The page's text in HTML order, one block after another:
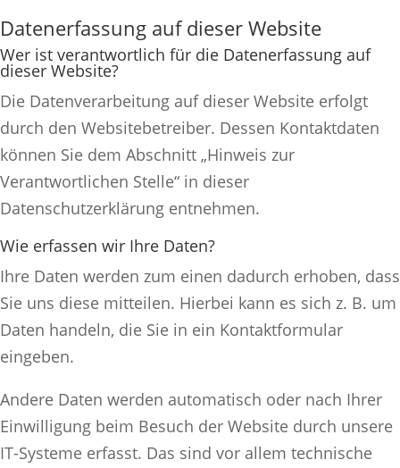
Datenerfassung auf dieser Website
Wer ist verantwortlich für die Datenerfassung auf
dieser Website?
Die Datenverarbeitung auf dieser Website erfolgt
durch den Websitebetreiber. Dessen Kontaktdaten
können Sie dem Abschnitt „Hinweis zur
Verantwortlichen Stelle“ in dieser
Datenschutzerklärung entnehmen.
Wie erfassen wir Ihre Daten?
Ihre Daten werden zum einen dadurch erhoben, dass
Sie uns diese mitteilen. Hierbei kann es sich z. B. um
Daten handeln, die Sie in ein Kontaktformular
eingeben.
Andere Daten werden automatisch oder nach Ihrer
Einwilligung beim Besuch der Website durch unsere
IT-Systeme erfasst. Das sind vor allem technische